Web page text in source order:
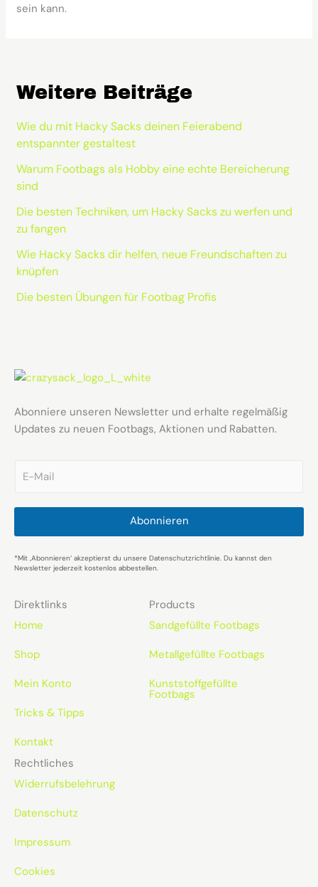
sein kann.
Weitere Beiträge
Wie du mit Hacky Sacks deinen Feierabend
entspannter gestaltest
Warum Footbags als Hobby eine echte Bereicherung
sind
Die besten Techniken, um Hacky Sacks zu werfen und
zu fangen
Wie Hacky Sacks dir helfen, neue Freundschaften zu
knüpfen
Die besten Übungen für Footbag Profis
Abonniere unseren Newsletter und erhalte regelmäßig
Updates zu neuen Footbags, Aktionen und Rabatten.
m
i
*
Abonnieren
*Mit ‚Abonnieren‘ akzeptierst du unsere Datenschutzrichtlinie. Du kannst den
Newsletter jederzeit kostenlos abbestellen.
Direktlinks
Home
Shop
Mein Konto
Tricks & Tipps
Kontakt
Products
Sandgefüllte Footbags
Metallgefüllte Footbags
Kunststoffgefüllte
Footbags
Rechtliches
Widerrufsbelehrung
Datenschutz
Impressum
Cookies